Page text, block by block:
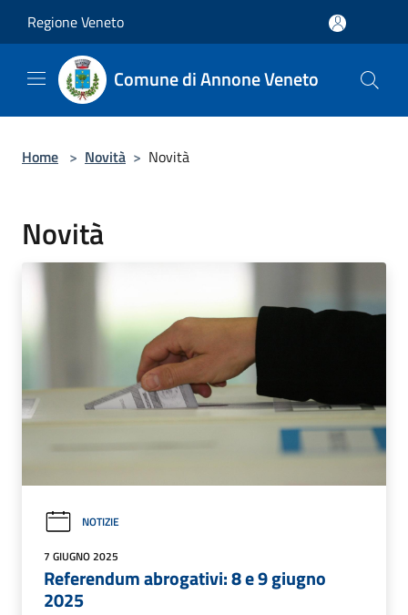
Regione Veneto
Comune di Annone Veneto
Home > Novità > Novità
Novità
NOTIZIE
7 GIUGNO 2025
Referendum abrogativi: 8 e 9 giugno
2025